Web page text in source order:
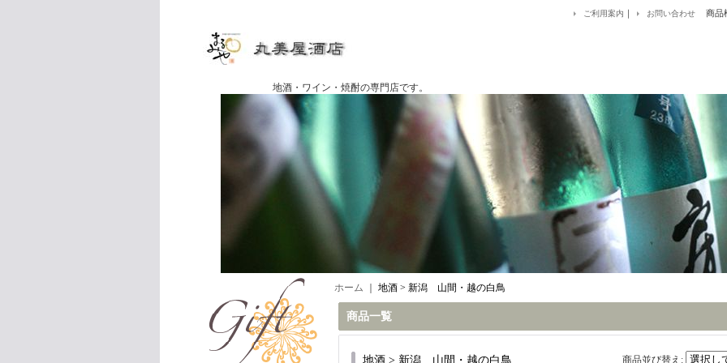
地酒・ワイン・焼酎の専門店です。
ご利用案内 ｜ お問い合わせ 商品
ホーム 地酒 > 新潟 山間・越の白鳥
商品一覧
地酒 > 新潟 山間・越の白鳥 商品並び替え :